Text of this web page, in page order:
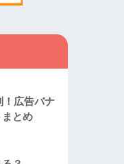
！広告バナ
とめ